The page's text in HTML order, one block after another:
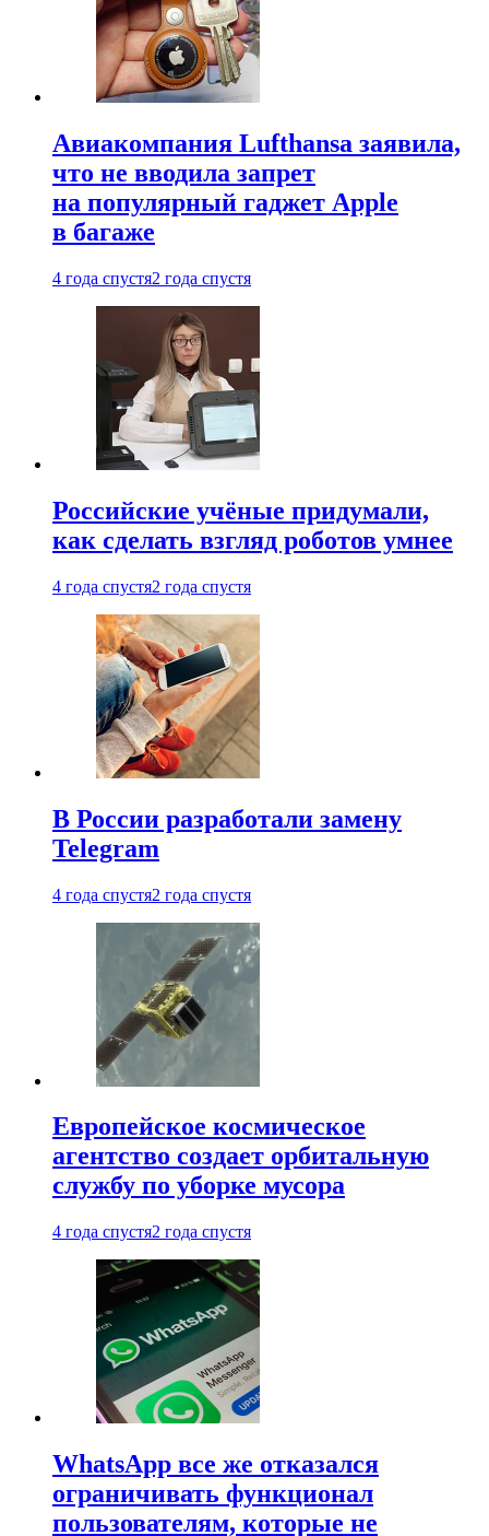
Авиакомпания Lufthansa заявила,
что не вводила запрет
на популярный гаджет Apple
в багаже
4 года спустя2 года спустя
Российские учёные придумали,
как сделать взгляд роботов умнее
4 года спустя2 года спустя
В России разработали замену
Telegram
4 года спустя2 года спустя
Европейское космическое
агентство создает орбитальную
службу по уборке мусора
4 года спустя2 года спустя
WhatsApp все же отказался
ограничивать функционал
пользователям, которые не